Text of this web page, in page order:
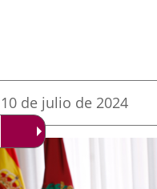
Fecha
de
noticia
10 de julio de 2024